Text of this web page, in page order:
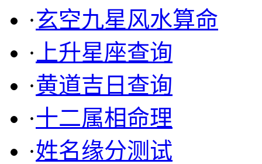
·玄空九星风水算命
· 上升星座查询
·黄道吉日查询
·十二属相命理
·姓名缘分测试